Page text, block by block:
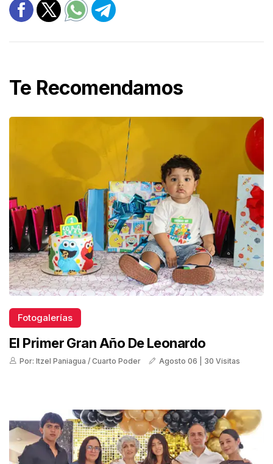
Te Recomendamos
Fotogalerías
El Primer Gran Año De Leonardo
Por: Itzel Paniagua / Cuarto Poder Agosto 06 | 30 Visitas